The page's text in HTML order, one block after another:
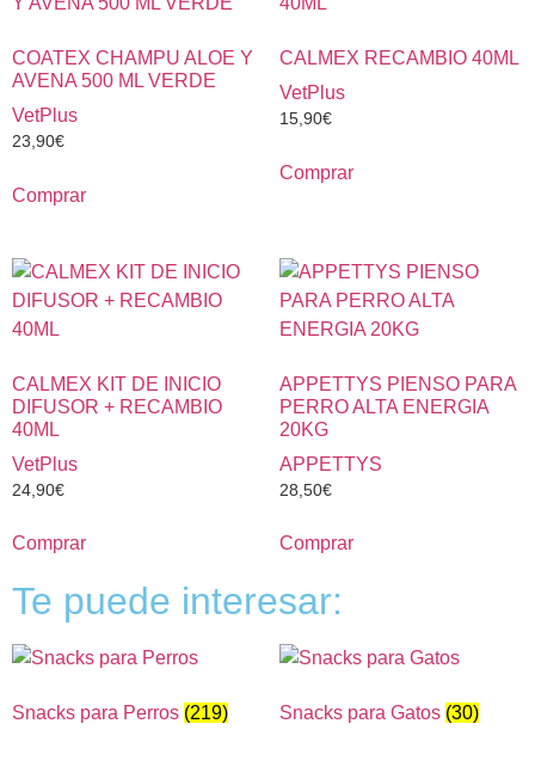
COATEX CHAMPU ALOE Y
AVENA 500 ML VERDE
VetPlus
23,90€
Comprar
CALMEX RECAMBIO 40ML
VetPlus
15,90€
Comprar
CALMEX KIT DE INICIO
DIFUSOR + RECAMBIO
40ML
VetPlus
24,90€
Comprar
APPETTYS PIENSO PARA
PERRO ALTA ENERGIA
20KG
APPETTYS
28,50€
Comprar
Te puede interesar:
Snacks para Perros (219) Snacks para Gatos (30)